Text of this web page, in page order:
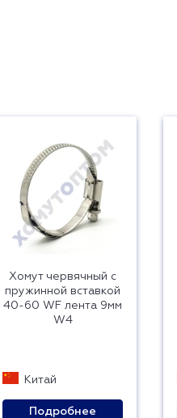
Хомут червячный с
пружинной вставкой
40-60 WF лента 9мм
W4
Китай
Подробнее